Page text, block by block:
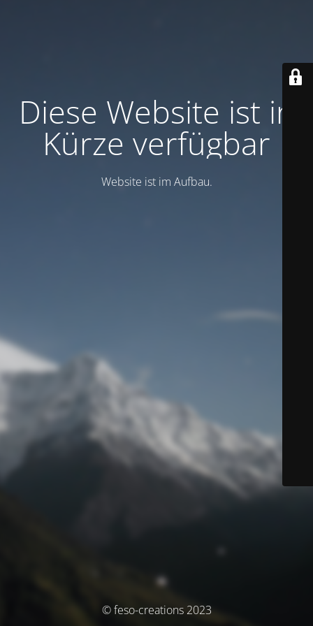
Diese Website ist in
Kürze verfügbar
Website ist im Aufbau.
© feso-creations 2023